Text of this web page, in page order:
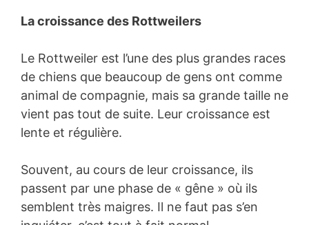
La croissance des Rottweilers
Le Rottweiler est l’une des plus grandes races
de chiens que beaucoup de gens ont comme
animal de compagnie, mais sa grande taille ne
vient pas tout de suite. Leur croissance est
lente et régulière.
Souvent, au cours de leur croissance, ils
passent par une phase de « gêne » où ils
semblent très maigres. Il ne faut pas s’en